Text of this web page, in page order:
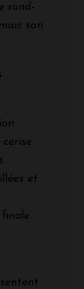
rond-
son
et